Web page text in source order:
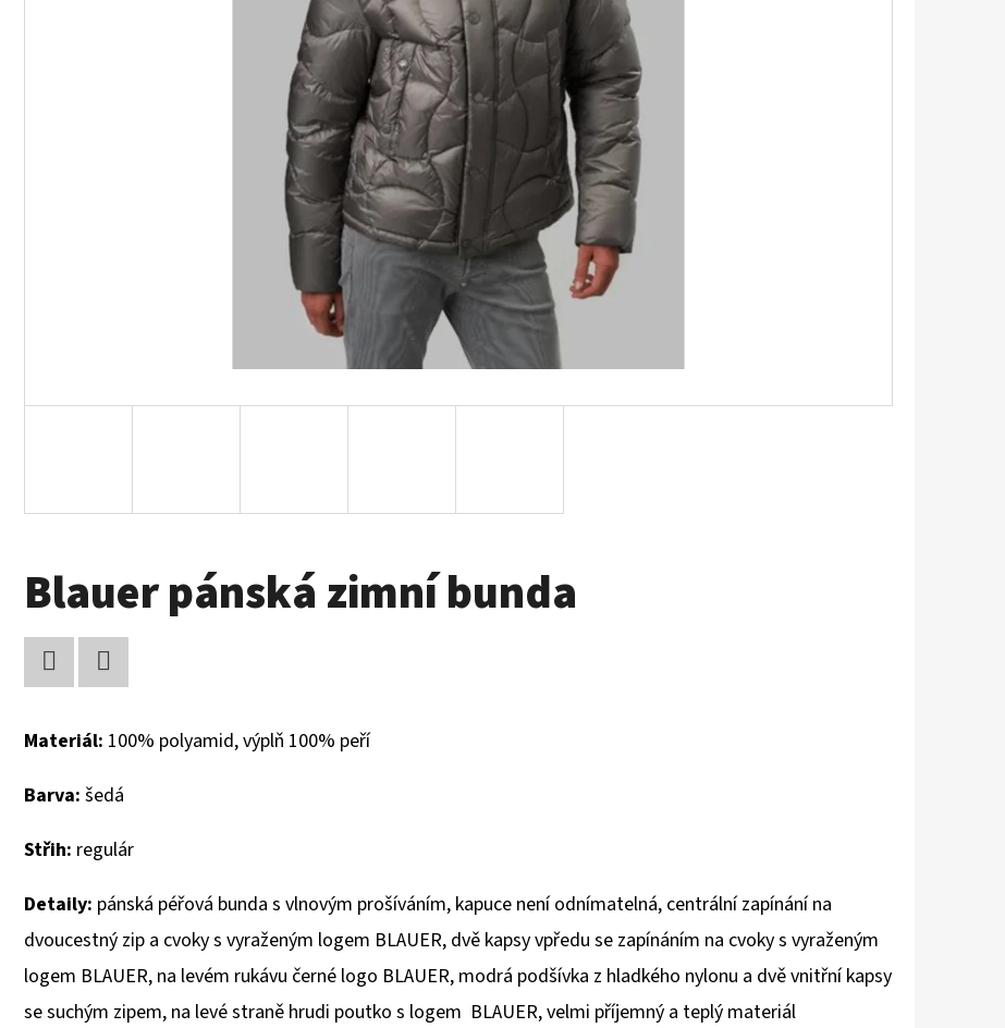
Blauer pánská zimní bunda
Materiál: 100% polyamid, výplň 100% peří
Barva: šedá
Střih: regulár
Detaily: pánská péřová bunda s vlnovým prošíváním, kapuce není odnímatelná, centrální zapínání na
dvoucestný zip a cvoky s vyraženým logem BLAUER, dvě kapsy vpředu se zapínáním na cvoky s vyraženým
logem BLAUER, na levém rukávu černé logo BLAUER, modrá podšívka z hladkého nylonu a dvě vnitřní kapsy
se suchým zipem, na levé straně hrudi poutko s logem BLAUER, velmi příjemný a teplý materiál
MUSTANG PÁNSKÉ TRIKO S KRÁTKÝM
RUKÁVEM
399 Kč